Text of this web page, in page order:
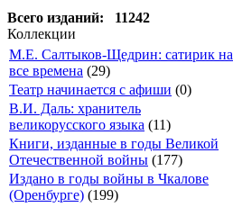
Всего изданий: 11242
Коллекции
М.Е. Салтыков-Щедрин: сатирик на
все времена (29)
Театр начинается с афиши (0)
В.И. Даль: хранитель
великорусского языка (11)
Книги, изданные в годы Великой
Отечественной войны (177)
Издано в годы войны в Чкалове
(Оренбурге) (199)